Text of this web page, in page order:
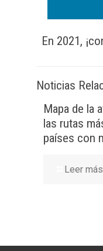
En 2021,
Noticias
Mapa de la
las rutas
países con
Leer más